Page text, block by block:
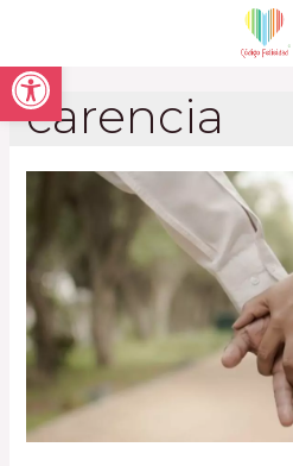
Open toolbar
carencia